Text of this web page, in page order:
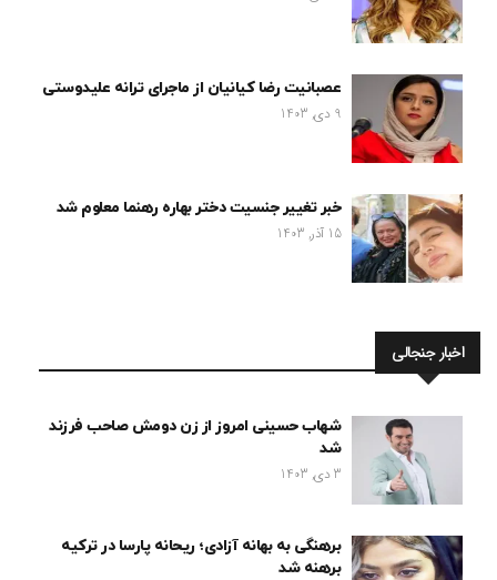
عصبانیت رضا کیانیان از ماجرای ترانه علیدوستی
9 دی, 1403
خبر تغییر جنسیت دختر بهاره رهنما معلوم شد
15 آذر, 1403
اخبار جنجالی
شهاب حسینی امروز از زن دومش صاحب فرزند
شد
3 دی, 1403
برهنگی به بهانه آزادی؛ ریحانه پارسا در ترکیه
برهنه شد